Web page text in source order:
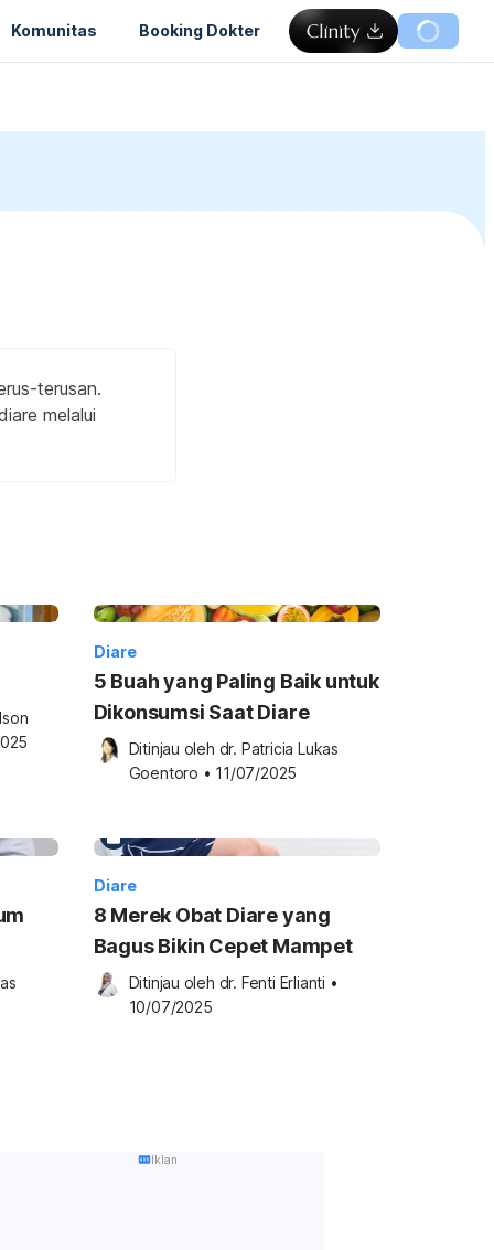
Komunitas Booking Dokter
terusan.
melalui
Diare
5 Buah yang Paling Baik untuk
Dikonsumsi Saat Diare
Ditinjau oleh dr. Patricia Lukas
Goentoro • 11/07/2025
Diare
8 Merek Obat Diare yang
Bagus Bikin Cepet Mampet
Ditinjau oleh dr. Fenti Erlianti •
10/07/2025
Iklan